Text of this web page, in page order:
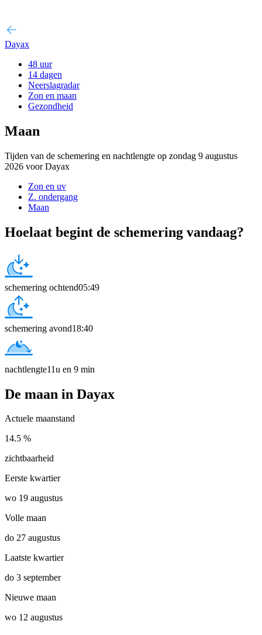
Dayax
48 uur
14 dagen
Neerslagradar
Zon en maan
Gezondheid
Maan
Tijden van de schemering en nachtlengte op zondag 9 augustus
2026 voor Dayax
Zon en uv
Z. ondergang
Maan
Hoelaat begint de schemering vandaag?
schemering ochtend05:49
schemering avond18:40
nachtlengte11u en 9 min
De maan in Dayax
Actuele maanstand
14.5 %
zichtbaarheid
Eerste kwartier
wo 19 augustus
Volle maan
do 27 augustus
Laatste kwartier
do 3 september
Nieuwe maan
wo 12 augustus